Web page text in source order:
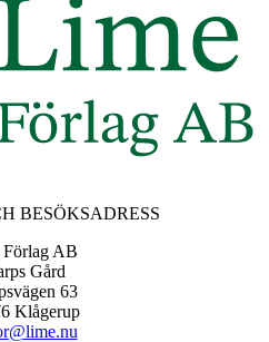
BESÖKSADRESS
AB
Gård
63
Klågerup